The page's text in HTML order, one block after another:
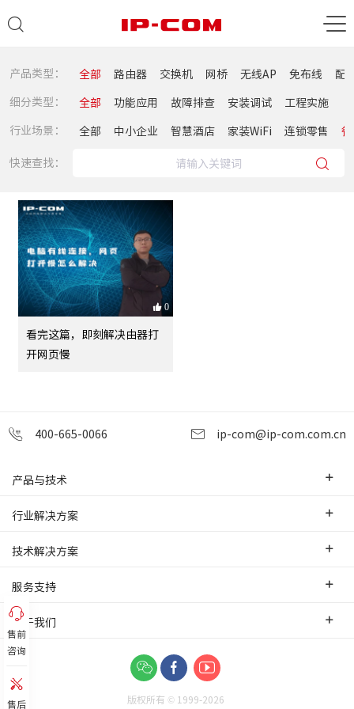
产品类型： 全部 路由器 交换机 网桥 无线AP 免布线
配
细分类型：
全部 功能应用 故障排查 安装调试
工程实施
行业场景：
全部 中小企业 智慧酒店 家装WiFi 连锁零售
快速查找：
看完这篇，即刻解决由器打
开网页慢
0
400-665-0066 ip-com@ip-com.com.cn
产品与技术
企业级路由器
网桥
网络安全
网络工具及配件
行业解决方案
中小企业
智慧酒店
智慧工厂
技术解决方案
SD-WAN互联
PoE监控传输
服务支持
办事处
售前服务
功能应用
关于我们
联系我们
版权所有 © 1999-2026
售前
咨询
售后